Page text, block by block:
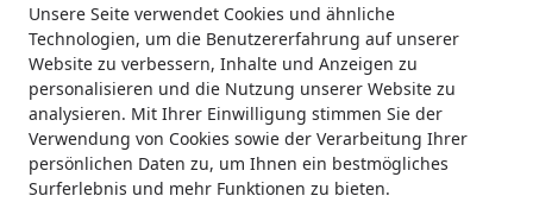
Unsere Seite verwendet Cookies und ähnliche
Technologien, um die Benutzererfahrung auf unserer
Website zu verbessern, Inhalte und Anzeigen zu
personalisieren und die Nutzung unserer Website zu
analysieren. Mit Ihrer Einwilligung stimmen Sie der
Verwendung von Cookies sowie der Verarbeitung Ihrer
persönlichen Daten zu, um Ihnen ein bestmögliches
Surferlebnis und mehr Funktionen zu bieten.
Karibu Pools inkl. gratis Sandfilteranlage & Pool-
Starterset (Gesamtwert bis 468,99€)
Startseite
Marken T&J T&J Sichtschutzzäune T&J Glas-
T&J Glas-Sichtschutz